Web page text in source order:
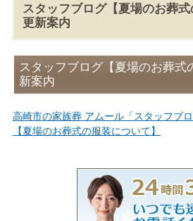
スタッフブログ【夏場のお葬式
更新案内
スタッフブログ【夏場のお葬式
新案内
高崎市の家族葬 アムール「スタッフブロ
【夏場のお葬式の服装について】